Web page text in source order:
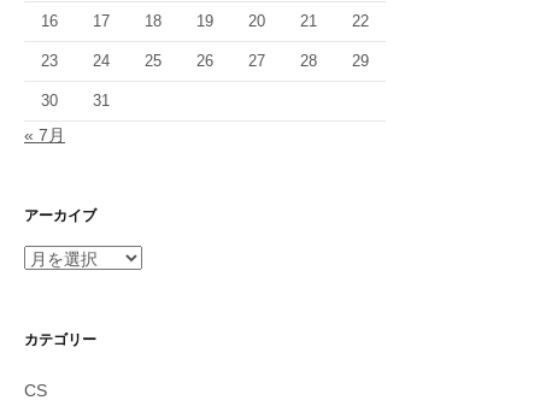
16 17 18 19 20 21 22
23 24 25 26 27 28 29
30 31
« 7月
アーカイブ
ア
イ
カテゴリー
CS